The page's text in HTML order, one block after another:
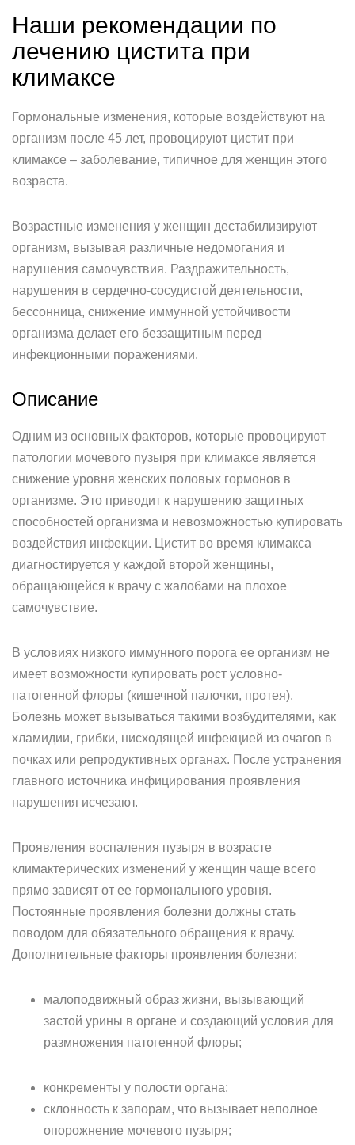
Наши рекомендации по
лечению цистита при
климаксе
Гормональные изменения, которые воздействуют на
организм после 45 лет, провоцируют цистит при
климаксе – заболевание, типичное для женщин этого
возраста.
Возрастные изменения у женщин дестабилизируют
организм, вызывая различные недомогания и
нарушения самочувствия. Раздражительность,
нарушения в сердечно-сосудистой деятельности,
бессонница, снижение иммунной устойчивости
организма делает его беззащитным перед
инфекционными поражениями.
Описание
Одним из основных факторов, которые провоцируют
патологии мочевого пузыря при климаксе является
снижение уровня женских половых гормонов в
организме. Это приводит к нарушению защитных
способностей организма и невозможностью купировать
воздействия инфекции. Цистит во время климакса
диагностируется у каждой второй женщины,
обращающейся к врачу с жалобами на плохое
самочувствие.
В условиях низкого иммунного порога ее организм не
имеет возможности купировать рост условно-
патогенной флоры (кишечной палочки, протея).
Болезнь может вызываться такими возбудителями, как
хламидии, грибки, нисходящей инфекцией из очагов в
почках или репродуктивных органах. После устранения
главного источника инфицирования проявления
нарушения исчезают.
Проявления воспаления пузыря в возрасте
климактерических изменений у женщин чаще всего
прямо зависят от ее гормонального уровня.
Постоянные проявления болезни должны стать
поводом для обязательного обращения к врачу.
Дополнительные факторы проявления болезни:
малоподвижный образ жизни, вызывающий
застой урины в органе и создающий условия для
размножения патогенной флоры;
конкременты у полости органа;
склонность к запорам, что вызывает неполное
опорожнение мочевого пузыря;